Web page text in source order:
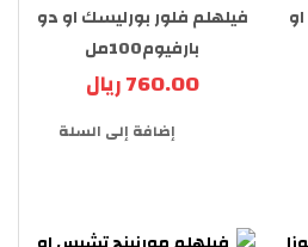
فيلهلم ستوكهوم 1978 او
فيلهلم فلور بورليسك او دو
بارفيوم100مل
760.00 ريال
إضافة إلى السلة